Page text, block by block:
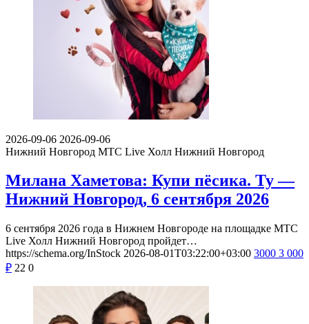
2026-09-06 2026-09-06
Нижний Новгород МТС Live Холл Нижний Новгород
Милана Хаметова: Купи пёсика. Ту —
Нижний Новгород, 6 сентября 2026
6 сентября 2026 года в Нижнем Новгороде на площадке МТС
Live Холл Нижний Новгород пройдет…
https://schema.org/InStock 2026-08-01T03:22:00+03:00 3000 3 000
₽ 22 0